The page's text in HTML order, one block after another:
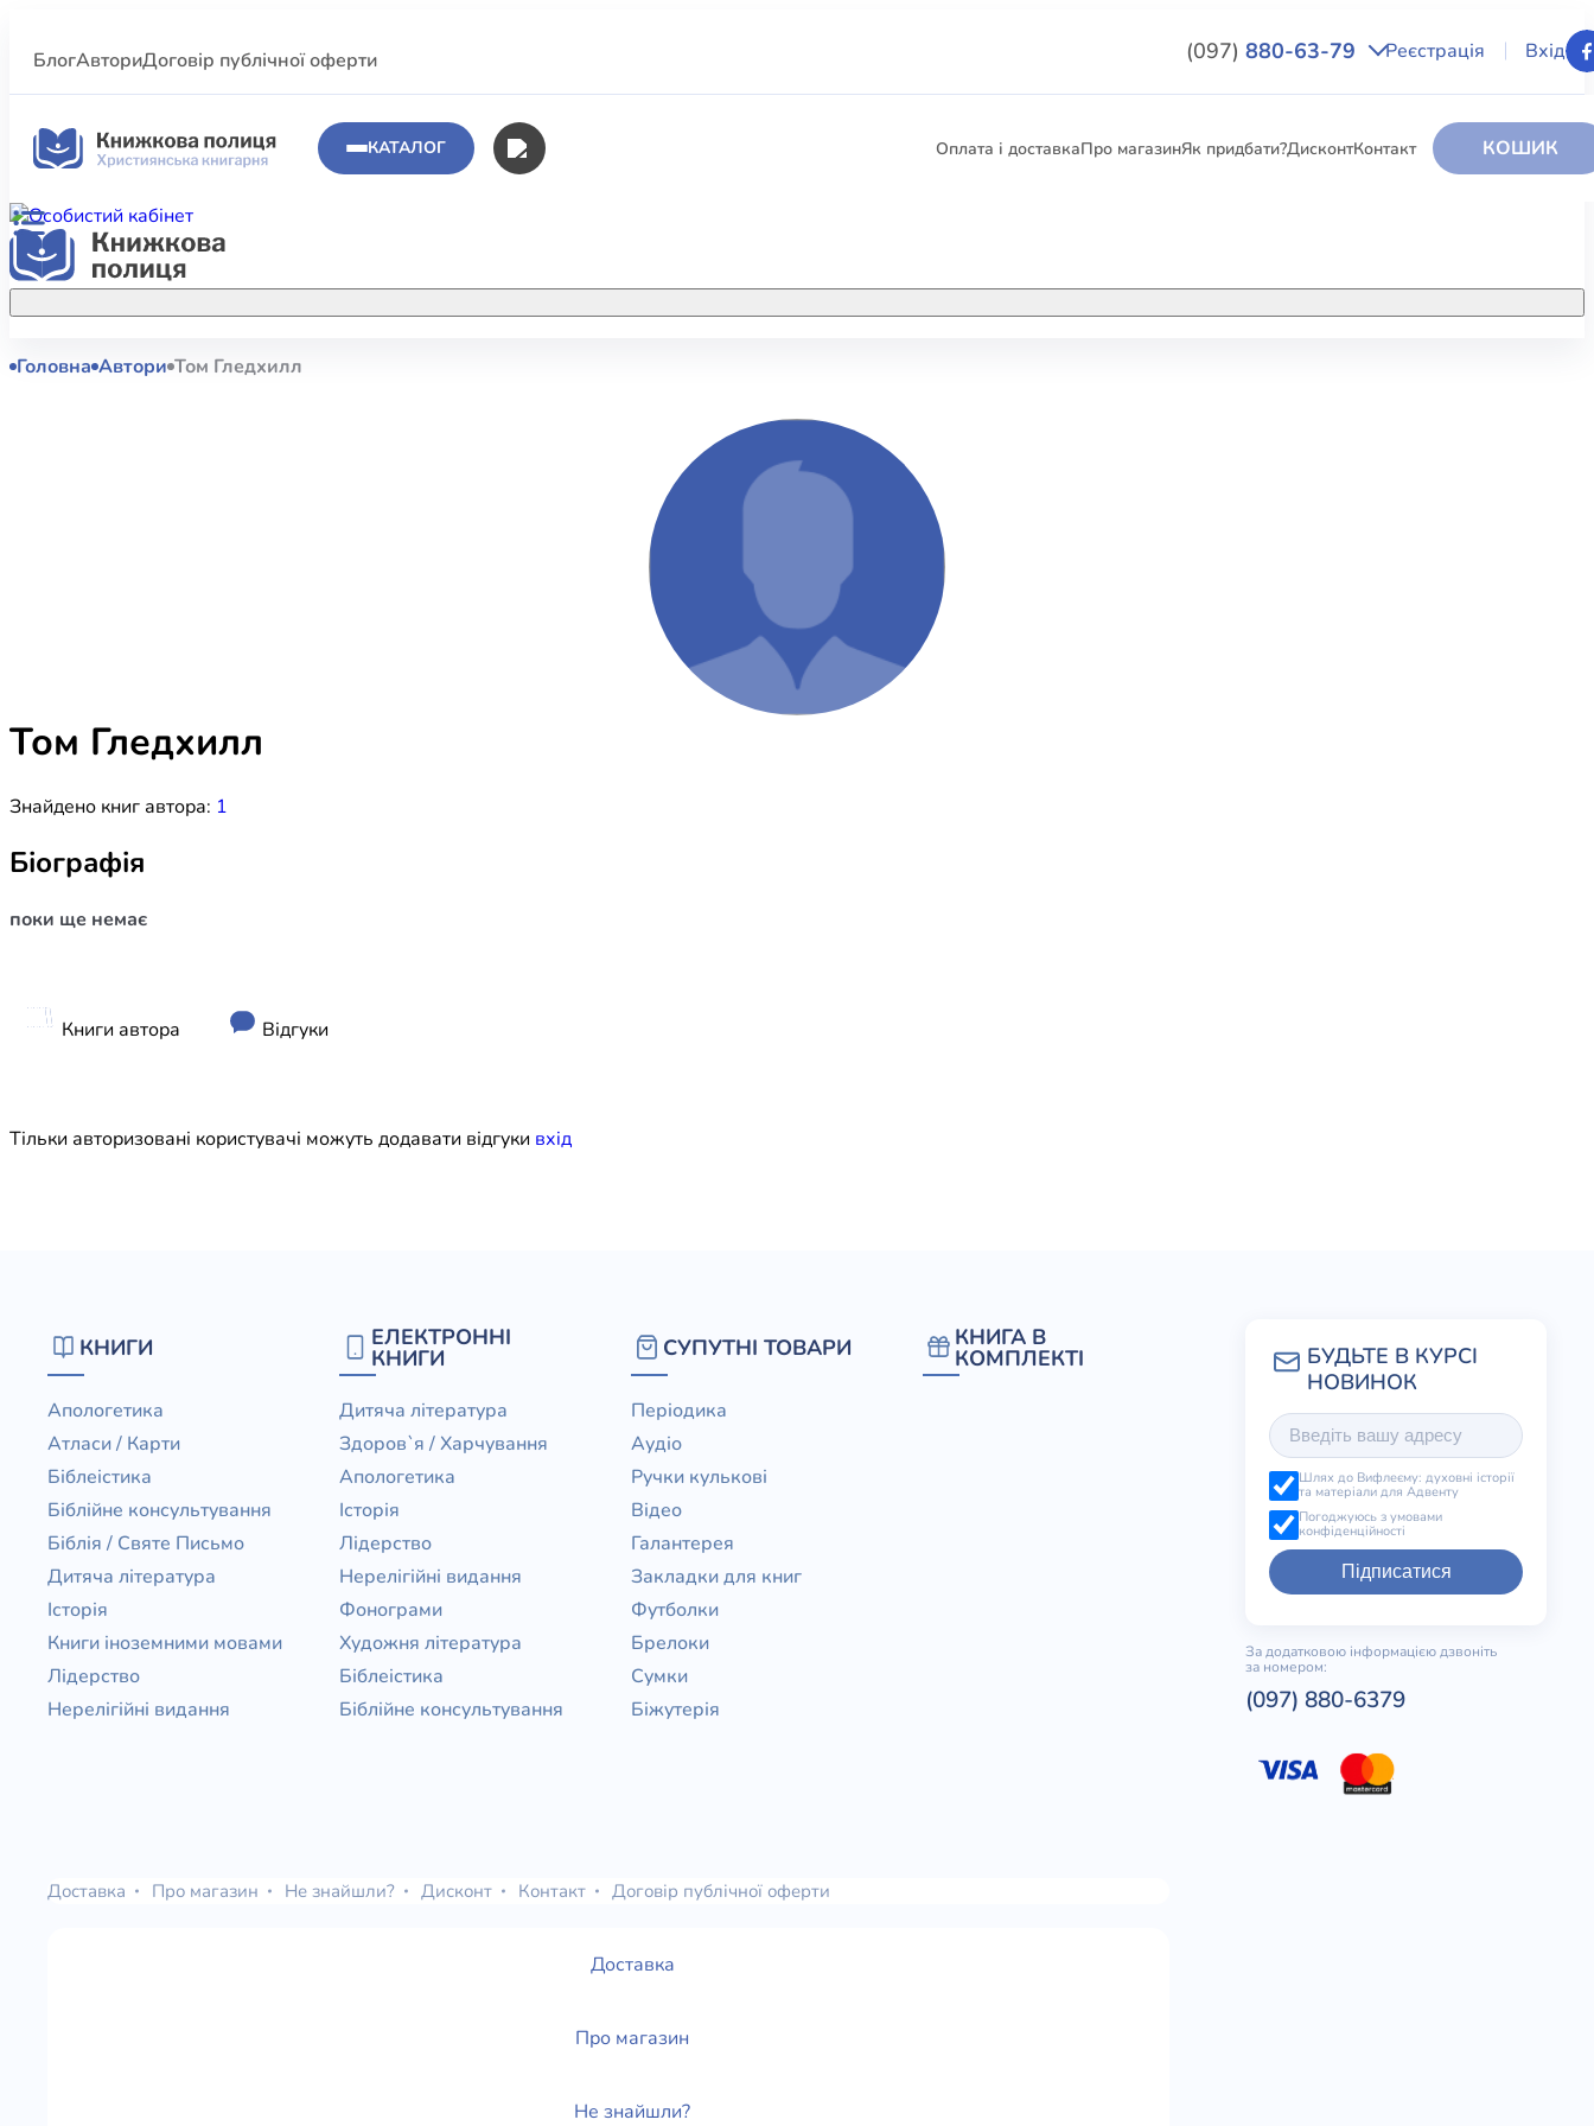
БлогАвториДоговір публічної оферти (097) 880-63-79 Реєстрація Вхід
КАТАЛОГ Оплата і доставкаПро магазинЯк придбати?ДисконтКонтакт КОШИК
Акційні пропозиції
полиці.
КНИГИ
Біблійне консультування
Художня література
ЕЛЕКТРОННІ КНИГИ
КНИГА В КОМПЛЕКТІ
Головна Автори Том Гледхилл
Том Гледхилл
Знайдено книг автора: 1
Біографія
поки ще немає
Книги автора Відгуки
Тільки авторизовані користувачі можуть додавати відгуки вхiд
КНИГИ
Апологетика
Атласи / Карти
Біблеістика
Біблійне консультування
Біблія / Святе Письмо
Дитяча література
Історія
Книги іноземними мовами
Лідерство
Нерелігійні видання
ЕЛЕКТРОННІ
КНИГИ
Дитяча література
Здоров`я / Харчування
Апологетика
Історія
Лідерство
Нерелігійні видання
Фонограми
Художня література
Біблеістика
Біблійне консультування
СУПУТНІ ТОВАРИ
Періодика
Аудіо
Ручки кулькові
Відео
Галантерея
Закладки для книг
Футболки
Брелоки
Сумки
Біжутерія
КНИГА В
КОМПЛЕКТІ
Шлях до Вифлеєму: духовні історії
та матеріали для Адвенту
Погоджуюсь з умовами
конфіденційності
Підписатися
За додатковою інформацією дзвоніть
за номером:
(097) 880-6379
Доставка Про магазин Не знайшли? Дисконт Контакт Договір публічної оферти
Доставка
Про магазин
Не знайшли?